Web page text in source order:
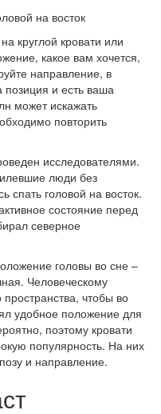
круглой кровати или
какое вам хочется,
направление, в
позиция и есть ваша
может искажать
повторить
исследователями.
люди без
спать головой на восток.
состояние перед
северное
головы во сне –
Человеческому
чтобы во
удобное положение для
поэтому кровати
популярность. На них
и направление.